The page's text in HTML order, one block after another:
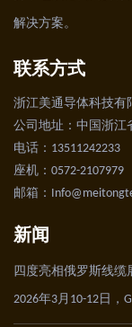
解决方案。
联系方式
浙江美通导体科技有
公司地址：中国浙江
电话：13511242233
座机：0572-2107979
邮箱：
新闻
四度亮相俄罗斯线
2026年3月10-12日，